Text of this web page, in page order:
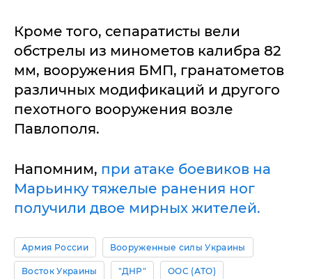
Кроме того, сепаратисты вели
обстрелы из минометов калибра 82
мм, вооружения БМП, гранатометов
различных модификаций и другого
пехотного вооружения возле
Павлополя.
Напомним, при атаке боевиков на
Марьинку тяжелые ранения ног
получили двое мирных жителей.
Армия России Вооруженные силы Украины
Восток Украины "ДНР" ООС (АТО)